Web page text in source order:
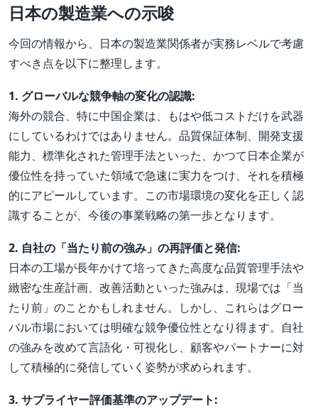
日本の製造業への示唆
今回の情報から、日本の製造業関係者が実務レベルで考慮
すべき点を以下に整理します。
1. グローバルな競争軸の変化の認識:
海外の競合、特に中国企業は、もはや低コストだけを武器
にしているわけではありません。品質保証体制、開発支援
能力、標準化された管理手法といった、かつて日本企業が
優位性を持っていた領域で急速に実力をつけ、それを積極
的にアピールしています。この市場環境の変化を正しく認
識することが、今後の事業戦略の第一歩となります。
2. 自社の「当たり前の強み」の再評価と発信:
日本の工場が長年かけて培ってきた高度な品質管理手法や
緻密な生産計画、改善活動といった強みは、現場では「当
たり前」のことかもしれません。しかし、これらはグロー
バル市場においては明確な競争優位性となり得ます。自社
の強みを改めて言語化・可視化し、顧客やパートナーに対
して積極的に発信していく姿勢が求められます。
3. サプライヤー評価基準のアップデート: